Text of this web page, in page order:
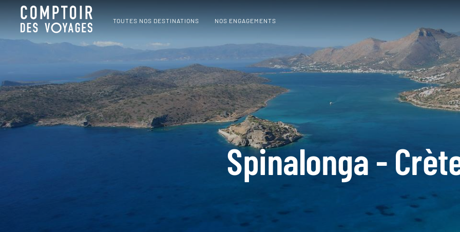
TOUTES NOS DESTINATIONS NOS ENGAGEMENTS
Spinalonga -